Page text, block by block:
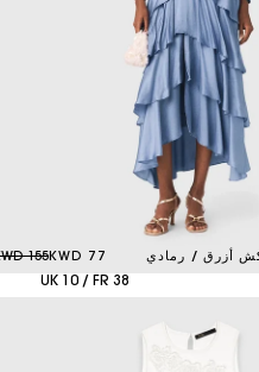
أزرق / رمادي 77 KWD
155 KWD
UK 10 / FR 38